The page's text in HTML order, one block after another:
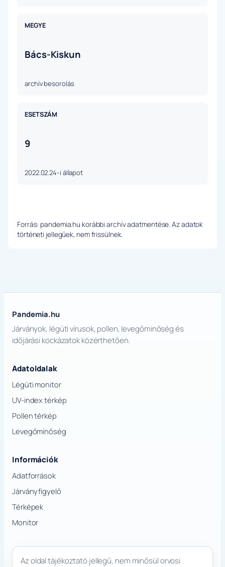
MEGYE
Bács-Kiskun
archív besorolás
ESETSZÁM
9
2022.02.24-i állapot
Forrás: pandemia.hu korábbi archív adatmentése. Az adatok
történeti jellegűek, nem frissülnek.
Pandemia.hu
Járványok, légúti vírusok, pollen, levegőminőség és
időjárási kockázatok közérthetően.
Adatoldalak
Légúti monitor
UV-index térkép
Pollen térkép
Levegőminőség
Információk
Adatforrások
Járványfigyelő
Térképek
Monitor
Az oldal tájékoztató jellegű, nem minősül orvosi